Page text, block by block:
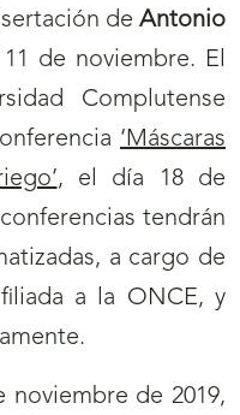
deAntonio
de noviembre. El
Complutense
‘Máscaras
, el día 18 de
tendrán
a cargo de
a la ONCE, y
noviembre de 2019,